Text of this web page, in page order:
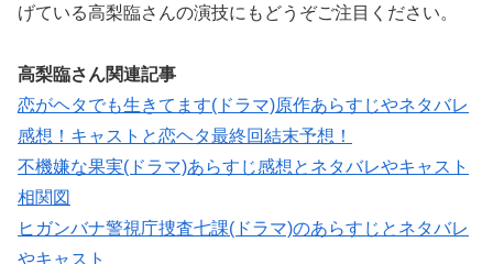
げている高梨臨さんの演技にもどうぞご注目ください。
高梨臨さん関連記事
恋がヘタでも生きてます(ドラマ)原作あらすじやネタバレ
感想！キャストと恋ヘタ最終回結末予想！
不機嫌な果実(ドラマ)あらすじ感想とネタバレやキャスト
相関図
ヒガンバナ警視庁捜査七課(ドラマ)のあらすじとネタバレ
やキャスト